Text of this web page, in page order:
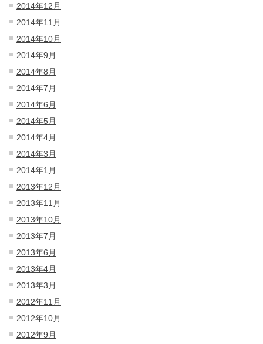
2014年12月
2014年11月
2014年10月
2014年9月
2014年8月
2014年7月
2014年6月
2014年5月
2014年4月
2014年3月
2014年1月
2013年12月
2013年11月
2013年10月
2013年7月
2013年6月
2013年4月
2013年3月
2012年11月
2012年10月
2012年9月